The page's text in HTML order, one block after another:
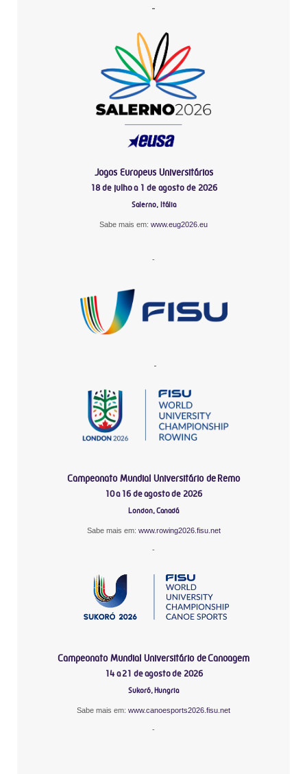
-
Jogos Europeus Universitários
18 de julho a 1 de agosto de 2026
Salerno, Itália
Sabe mais em: www.eug2026.eu
-
-
Campeonato Mundial Universitário de Remo
10 a 16 de agosto de 2026
London, Canadá
Sabe mais em: www.rowing2026.fisu.net
-
Campeonato Mundial Universitário de Canoagem
14 a 21 de agosto de 2026
Sukoró, Hungria
Sabe mais em: www.canoesports2026.fisu.net
-